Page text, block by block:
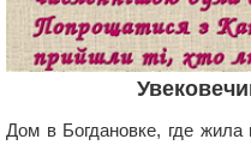
Дом в Богдановке, где